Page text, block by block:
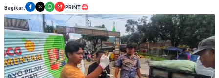
Bagikan: PRINT